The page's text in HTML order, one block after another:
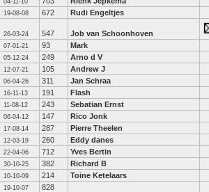
04-11-10
19-08-08 672 Rudi Engeltjes
26-03-24 547 Job van Schoonhoven
07-01-21 93 Mark
05-12-24 249 Arno d V
12-07-21 105 Andrew J
06-04-26 311 Jan Schraa
16-11-13 191 Flash
11-08-12 243 Sebatian Ernst
06-04-12 147 Rico Jonk
17-08-14 287 Pierre Theelen
12-03-19 260 Eddy danes
22-04-06 712 Yves Bertin
30-10-25 382 Richard B
10-10-09 214 Toine Ketelaars
19-10-07 828